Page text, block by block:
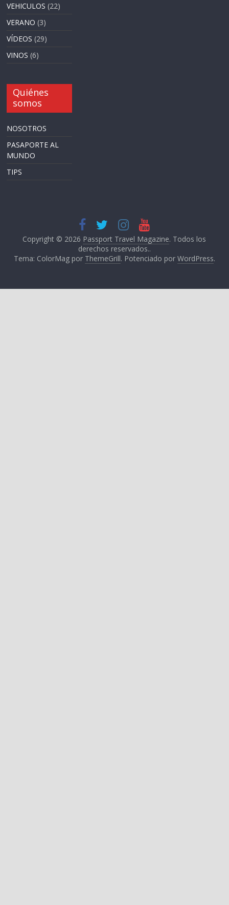
VEHICULOS (22)
VERANO (3)
VÍDEOS (29)
VINOS (6)
Quiénes
somos
NOSOTROS
PASAPORTE AL
MUNDO
TIPS
Copyright © 2026 Passport Travel Magazine. Todos los
derechos reservados..
Tema: ColorMag por ThemeGrill. Potenciado por WordPress.